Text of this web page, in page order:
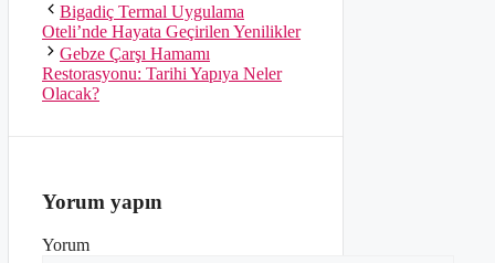
Bigadiç Termal Uygulama
Oteli’nde Hayata Geçirilen Yenilikler
Gebze Çarşı Hamamı
Restorasyonu: Tarihi Yapıya Neler
Olacak?
Yorum yapın
Yorum